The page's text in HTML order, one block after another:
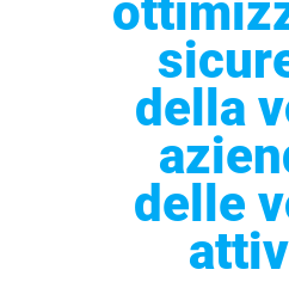
della
delle